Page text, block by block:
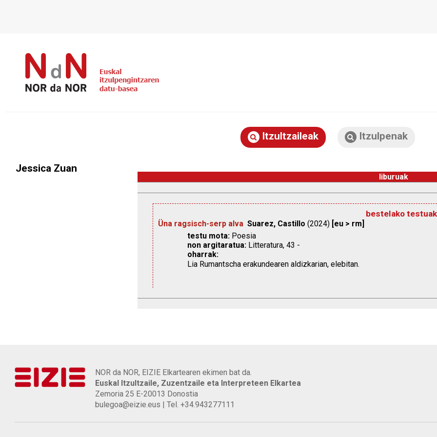
Itzultzaileak Itzulpenak
Jessica Zuan
liburuak
bestelako testuak
Üna ragsisch-serp alva Suarez, Castillo (2024) [eu > rm]
testu mota: Poesia
non argitaratua: Litteratura, 43 -
oharrak:
Lia Rumantscha erakundearen aldizkarian, elebitan.
NOR da NOR, EIZIE Elkartearen ekimen bat da.
Euskal Itzultzaile, Zuzentzaile eta Interpreteen Elkartea
Zemoria 25 E-20013 Donostia
bulegoa@eizie.eus | Tel. +34.943277111